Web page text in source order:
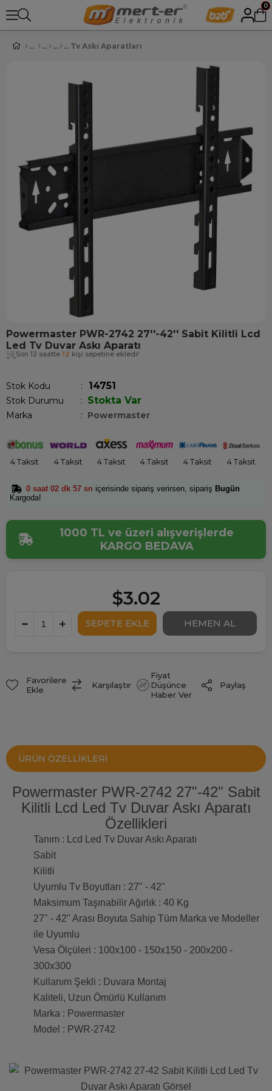
0
Tv Askı Aparatları
Powermaster PWR-2742 27''-42'' Sabit Kilitli Lcd
Led Tv Duvar Askı Aparatı
Son 12 saatte 12 kişi sepetine ekledi!
Stok Kodu 14751
Stok Durumu : Stokta Var
Marka : Powermaster
4 Taksit 4 Taksit 4 Taksit 4 Taksit 4 Taksit 4 Taksit
0 saat 02 dk 57 sn içerisinde sipariş verirsen, sipariş Bugün
Kargoda!
1000 TL ve üzeri alışverişlerde
KARGO BEDAVA
$3.02
Favorilere
Ekle
Karşılaştır
Fiyat
Düşünce
Haber Ver
Paylaş
ÜRÜN ÖZELLIKLERI
Powermaster PWR-2742 27"-42" Sabit
Kilitli Lcd Led Tv Duvar Askı Aparatı
Özellikleri
Tanım : Lcd Led Tv Duvar Askı Aparatı
Sabit
Kilitli
Uyumlu Tv Boyutları : 27" - 42"
Maksimum Taşınabilir Ağırlık : 40 Kg
27" - 42" Arası Boyuta Sahip Tüm Marka ve Modeller
ile Uyumlu
Vesa Ölçüleri : 100x100 - 150x150 - 200x200 -
300x300
Kullanım Şekli : Duvara Montaj
Kaliteli, Uzun Ömürlü Kullanım
Marka : Powermaster
Model : PWR-2742